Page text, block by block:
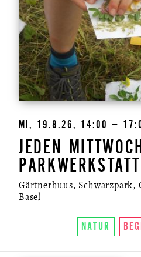
MI, 19.8.26, 14:00 –
JEDEN
PARKWERKSTATT
Gärtnerhuus, Schwarzpark,
Basel
NATUR